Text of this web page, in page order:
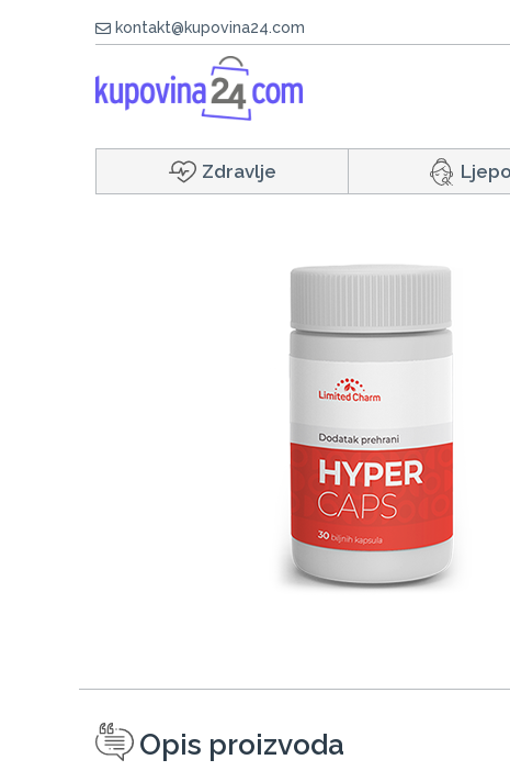
kontakt@kupovina24.com
Zdravlje
Opis proizvoda